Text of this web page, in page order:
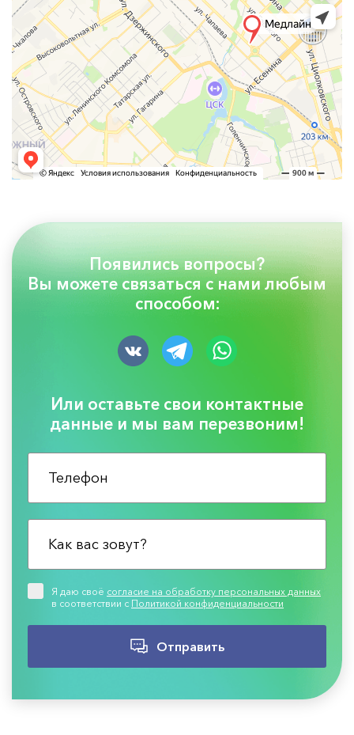
Появились вопросы?
Вы можете связаться с нами любым
способом:
Или оставьте свои контактные
данные и мы вам перезвоним!
Я даю своё согласие на обработку персональных данных
в соответствии с Политикой конфиденциальности
Отправить